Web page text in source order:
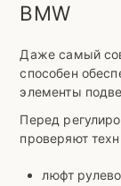
BMW
Даже самый
способен
элементы
Перед
проверяют
люфт